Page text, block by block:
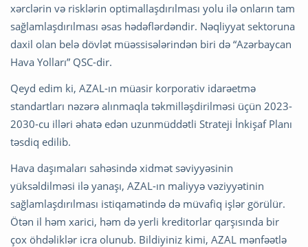
xərclərin və risklərin optimallaşdırılması yolu ilə onların tam
sağlamlaşdırılması əsas hədəflərdəndir. Nəqliyyat sektoruna
daxil olan belə dövlət müəssisələrindən biri də “Azərbaycan
Hava Yolları” QSC-dir.
Qeyd edim ki, AZAL-ın müasir korporativ idarəetmə
standartları nəzərə alınmaqla təkmilləşdirilməsi üçün 2023-
2030-cu illəri əhatə edən uzunmüddətli Strateji İnkişaf Planı
təsdiq edilib.
Hava daşımaları sahəsində xidmət səviyyəsinin
yüksəldilməsi ilə yanaşı, AZAL-ın maliyyə vəziyyətinin
sağlamlaşdırılması istiqamətində də müvafiq işlər görülür.
Ötən il həm xarici, həm də yerli kreditorlar qarşısında bir
çox öhdəliklər icra olunub. Bildiyiniz kimi, AZAL mənfəətlə